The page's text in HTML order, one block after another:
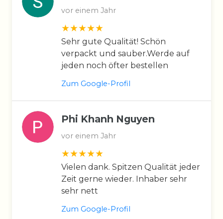
vor einem Jahr
Sehr gute Qualität! Schön
verpackt und sauber.Werde auf
jeden noch öfter bestellen
Zum Google-Profil
Phi Khanh Nguyen
vor einem Jahr
Vielen dank. Spitzen Qualität jeder
Zeit gerne wieder. Inhaber sehr
sehr nett
Zum Google-Profil